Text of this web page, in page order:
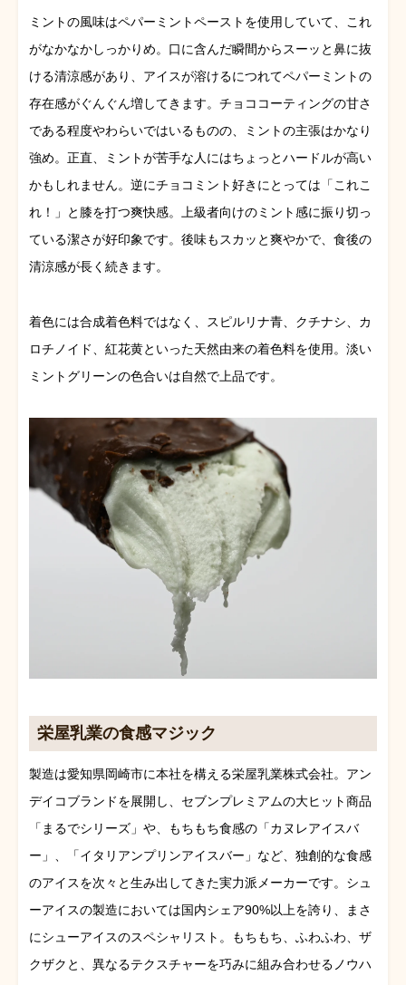
ミントの風味はペパーミントペーストを使用していて、これ
がなかなかしっかりめ。口に含んだ瞬間からスーッと鼻に抜
ける清涼感があり、アイスが溶けるにつれてペパーミントの
存在感がぐんぐん増してきます。チョココーティングの甘さ
である程度やわらいではいるものの、ミントの主張はかなり
強め。正直、ミントが苦手な人にはちょっとハードルが高い
かもしれません。逆にチョコミント好きにとっては「これこ
れ！」と膝を打つ爽快感。上級者向けのミント感に振り切っ
ている潔さが好印象です。後味もスカッと爽やかで、食後の
清涼感が長く続きます。
着色には合成着色料ではなく、スピルリナ青、クチナシ、カ
ロチノイド、紅花黄といった天然由来の着色料を使用。淡い
ミントグリーンの色合いは自然で上品です。
栄屋乳業の食感マジック
製造は愛知県岡崎市に本社を構える栄屋乳業株式会社。アン
デイコブランドを展開し、セブンプレミアムの大ヒット商品
「まるでシリーズ」や、もちもち食感の「カヌレアイスバ
ー」、「イタリアンプリンアイスバー」など、独創的な食感
のアイスを次々と生み出してきた実力派メーカーです。シュ
ーアイスの製造においては国内シェア90%以上を誇り、まさ
にシューアイスのスペシャリスト。もちもち、ふわふわ、ザ
クザクと、異なるテクスチャーを巧みに組み合わせるノウハ